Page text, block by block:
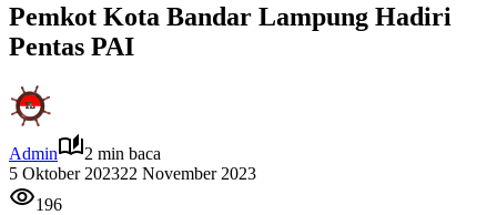
Pemkot Kota Bandar Lampung Hadiri
Pentas PAI
Admin
2 min baca
5 Oktober 202322 November 2023
196